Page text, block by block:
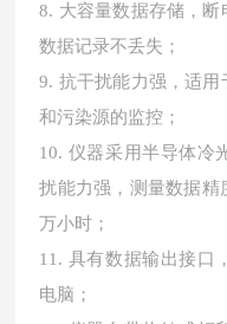
8. 大容量数据存储，
数据记录不丢失；
9. 抗干扰能力强，适
和污染源的监控；
10. 仪器采用半导体冷
扰能力强，测量数据精
万小时；
11. 具有数据输出接口
电脑；